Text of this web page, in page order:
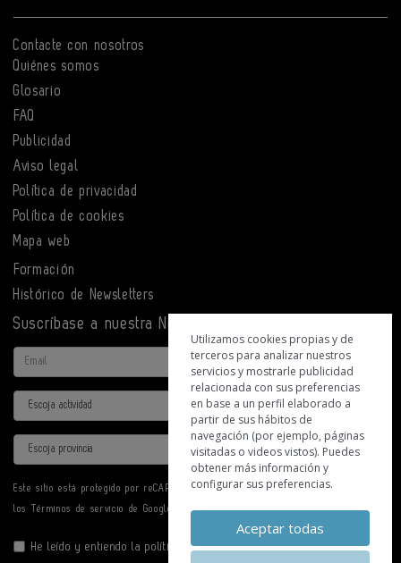
Contacte con nosotros
Quiénes somos
Glosario
FAQ
Publicidad
Aviso legal
Política de privacidad
Política de cookies
Mapa web
Formación
Histórico de Newsletters
Suscríbase a nuestra Newsletter
Email
Actividad
Provincia
Este sitio está protegido por reCAPTCHA y se aplican laPolítica de privacidad
los Términos de servicio de Google.
He leído y entiendo lapolítica de privacidad
Utilizamos cookies propias y de
terceros para analizar nuestros
servicios y mostrarle publicidad
relacionada con sus preferencias
en base a un perfil elaborado a
partir de sus hábitos de
navegación (por ejemplo, páginas
visitadas o videos vistos). Puedes
obtener más información y
configurar sus preferencias.
Aceptar todas